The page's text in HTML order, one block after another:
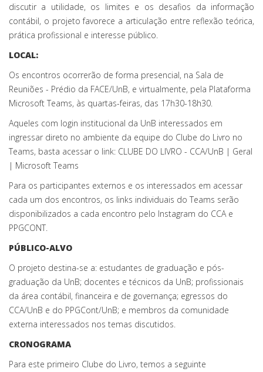
discutir a utilidade, os limites e os desafios da informação
contábil, o projeto favorece a articulação entre reflexão teórica,
prática profissional e interesse público.
LOCAL:
Os encontros ocorrerão de forma presencial, na Sala de
Reuniões - Prédio da FACE/UnB, e virtualmente, pela Plataforma
Microsoft Teams, às quartas-feiras, das 17h30-18h30.
Aqueles com login institucional da UnB interessados em
ingressar direto no ambiente da equipe do Clube do Livro no
Teams, basta acessar o link: CLUBE DO LIVRO - CCA/UnB | Geral
| Microsoft Teams
Para os participantes externos e os interessados em acessar
cada um dos encontros, os links individuais do Teams serão
disponibilizados a cada encontro pelo Instagram do CCA e
PPGCONT.
PÚBLICO-ALVO
O projeto destina-se a: estudantes de graduação e pós-
graduação da UnB; docentes e técnicos da UnB; profissionais
da área contábil, financeira e de governança; egressos do
CCA/UnB e do PPGCont/UnB; e membros da comunidade
externa interessados nos temas discutidos.
CRONOGRAMA
Para este primeiro Clube do Livro, temos a seguinte